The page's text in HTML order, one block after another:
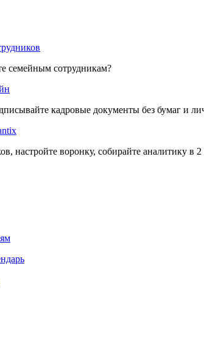
семейным сотрудникам?
кадровые документы без бумаг и
настройте воронку, собирайте аналитику в 2